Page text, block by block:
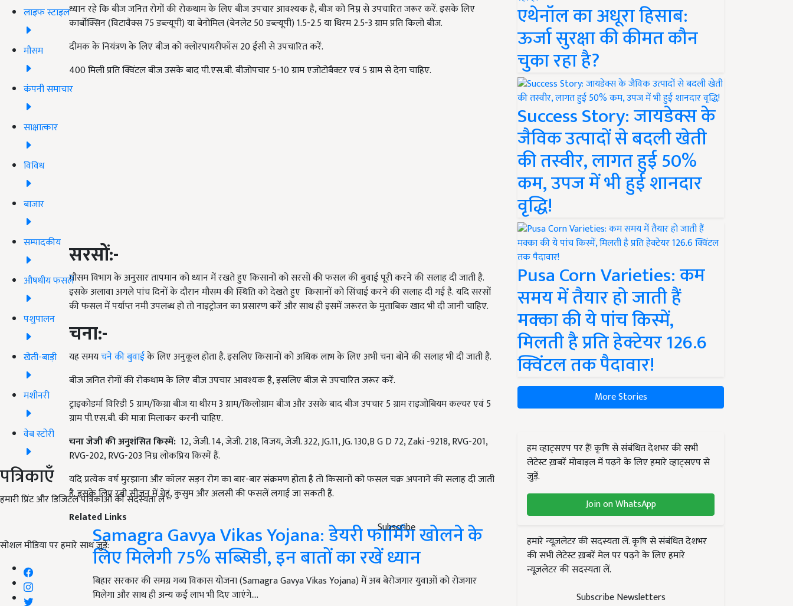
लाइफ स्टाइल
मौसम
कंपनी समाचार
साक्षात्कार
विविध
बाजार
सम्पादकीय
औषधीय फसलें
पशुपालन
खेती-बाड़ी
मशीनरी
वेब स्टोरी
पत्रिकाएँ
हमारी प्रिंट और डिजिटल पत्रिकाओं की सदस्यता लें
Subscribe
सोशल मीडिया पर हमारे साथ जुड़ें:
ध्यान रहे कि बीज जनित रोगों की रोकथाम के लिए बीज उपचार आवश्यक है, बीज को निम्न से उपचारित जरूर करें. इसके लिए
कार्बोक्सिन (विटावैक्स 75 डब्ल्यूपी) या बेनोमिल (बेनलेट 50 डब्ल्यूपी) 1.5-2.5 या थिरम 2.5-3 ग्राम प्रति किलो बीज.
दीमक के नियंत्रण के लिए बीज को क्लोरपायरीफॉस 20 ईसी से उपचारित करें.
400 मिली प्रति क्विंटल बीज उसके बाद पी.एस.बी. बीजोपचार 5-10 ग्राम एजोटोबैक्टर एवं 5 ग्राम से देना चाहिए.
सरसों:-
मौसम विभाग के अनुसार तापमान को ध्यान में रखते हुए किसानों को सरसों की फसल की बुवाई पूरी करने की सलाह दी जाती है.
इसके अलावा अगले पांच दिनों के दौरान मौसम की स्थिति को देखते हुए किसानों को सिंचाई करने की सलाह दी गई है. यदि सरसों
की फसल में पर्याप्त नमी उपलब्ध हो तो नाइट्रोजन का प्रसारण करें और साथ ही इसमें जरूरत के मुताबिक खाद भी दी जानी चाहिए.
चना:-
यह समयचने की बुवाईके लिए अनुकूल होता है. इसलिए किसानों को अधिक लाभ के लिए अभी चना बोने की सलाह भी दी जाती है.
बीज जनित रोगों की रोकथाम के लिए बीज उपचार आवश्यक है, इसलिए बीज से उपचारित जरूर करें.
ट्राइकोडर्मा विरिडी 5 ग्राम/किग्रा बीज या थीरम 3 ग्राम/किलोग्राम बीज और उसके बाद बीज उपचार 5 ग्राम राइजोबियम कल्चर एवं 5
ग्राम पी.एस.बी. की मात्रा मिलाकर करनी चाहिए.
चना जेजी की अनुशंसित किस्में: 12, जेजी. 14, जेजी. 218, विजय, जेजी. 322, JG.11, JG. 130,B G D 72, Zaki -9218, RVG-201,
RVG-202, RVG-203 निम्न लोकप्रिय किस्में हैं.
यदि प्रत्येक वर्ष मुरझाना और कॉलर सड़न रोग का बार-बार संक्रमण होता है तो किसानों को फसल चक्र अपनाने की सलाह दी जाती
है. इसके लिए रबी सीजन में गेहूं, कुसुम और अलसी की फसलें लगाई जा सकती हैं.
Related Links
Samagra Gavya Vikas Yojana: डेयरी फार्मिंग खोलने के
लिए मिलेगी 75% सब्सिडी, इन बातों का रखें ध्यान
बिहार सरकार की समग्र गव्य विकास योजना (Samagra Gavya Vikas Yojana) में अब बेरोजगार युवाओं को रोजगार
मिलेगा और साथ ही अन्य कई लाभ भी दिए जाएंगे.…
एथेनॉल का अधूरा हिसाब:
ऊर्जा सुरक्षा की कीमत कौन
चुका रहा है?
Success Story: जायडेक्स के
जैविक उत्पादों से बदली खेती
की तस्वीर, लागत हुई 50%
कम, उपज में भी हुई शानदार
वृद्धि!
Pusa Corn Varieties: कम
समय में तैयार हो जाती हैं
मक्का की ये पांच किस्में,
मिलती है प्रति हेक्टेयर 126.6
क्विंटल तक पैदावार!
More Stories
हम व्हाट्सएप पर हैं! कृषि से संबंधित देशभर की सभी
लेटेस्ट ख़बरें मोबाइल में पढ़ने के लिए हमारे व्हाट्सएप से
जुड़ें.
Join on WhatsApp
हमारे न्यूज़लेटर की सदस्यता लें. कृषि से संबंधित देशभर
की सभी लेटेस्ट ख़बरें मेल पर पढ़ने के लिए हमारे
न्यूज़लेटर की सदस्यता लें.
Subscribe Newsletters